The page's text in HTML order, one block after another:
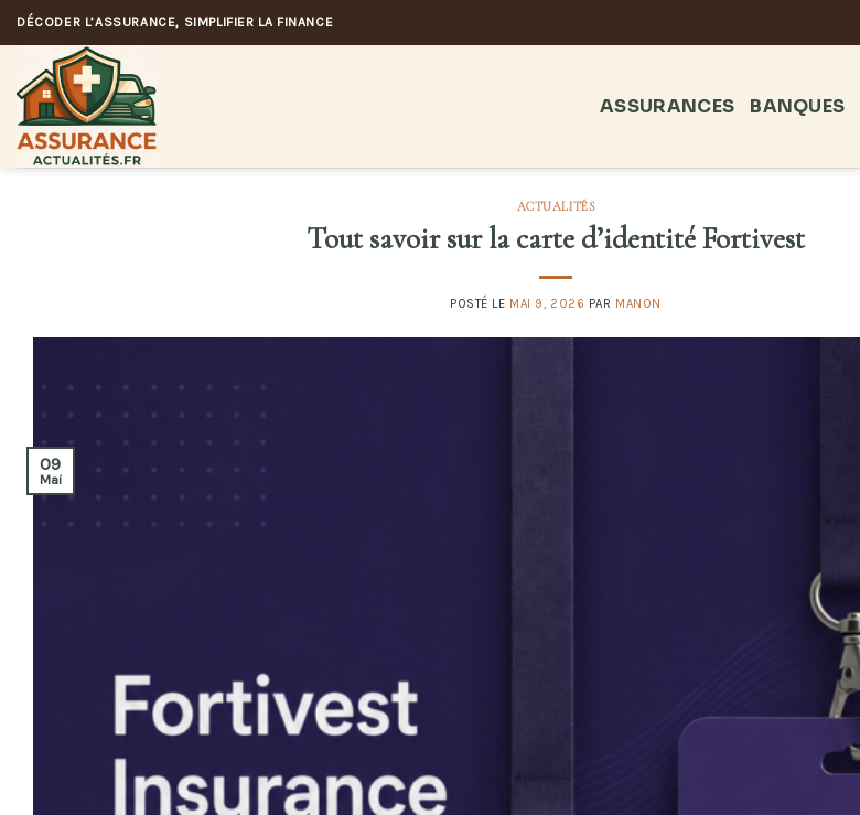
Skip
to
content
DÉCODER L’ASSURANCE, SIMPLIFIER LA FINANCE
ASSURANCES BANQUES
ACTUALITÉS
Tout savoir sur la carte d’identité Fortivest
POSTÉ LE MAI 9, 2026 PAR MANON
09
Mai